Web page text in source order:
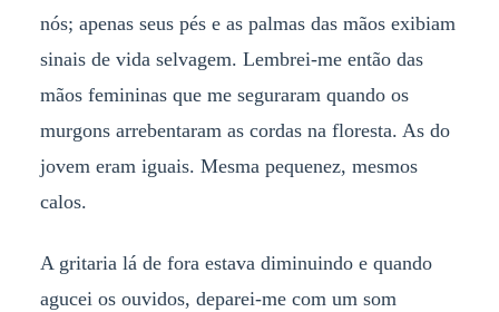
nós; apenas seus pés e as palmas das mãos exibiam
sinais de vida selvagem. Lembrei-me então das
mãos femininas que me seguraram quando os
murgons arrebentaram as cordas na floresta. As do
jovem eram iguais. Mesma pequenez, mesmos
calos.
A gritaria lá de fora estava diminuindo e quando
agucei os ouvidos, deparei-me com um som